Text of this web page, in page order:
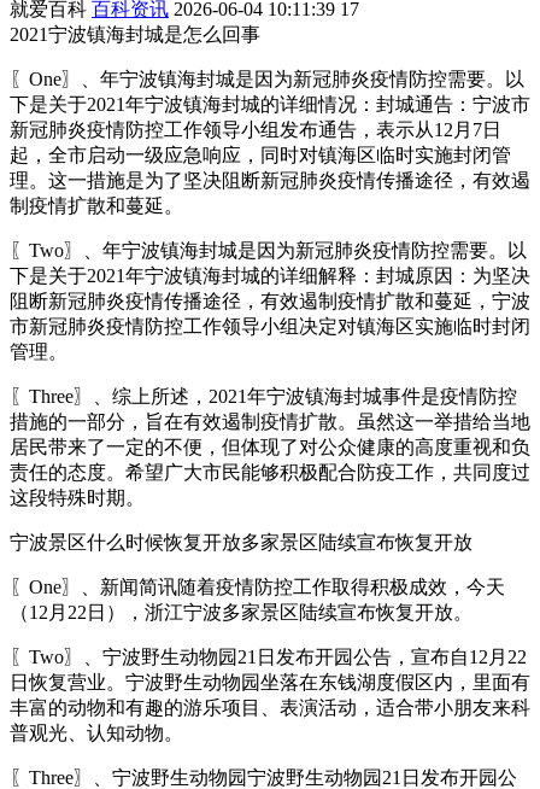
就爱百科 百科资讯 2026-06-04 10:11:39 17
2021宁波镇海封城是怎么回事
〖One〗、年宁波镇海封城是因为新冠肺炎疫情防控需要。以
下是关于2021年宁波镇海封城的详细情况：封城通告：宁波市
新冠肺炎疫情防控工作领导小组发布通告，表示从12月7日
起，全市启动一级应急响应，同时对镇海区临时实施封闭管
理。这一措施是为了坚决阻断新冠肺炎疫情传播途径，有效遏
制疫情扩散和蔓延。
〖Two〗、年宁波镇海封城是因为新冠肺炎疫情防控需要。以
下是关于2021年宁波镇海封城的详细解释：封城原因：为坚决
阻断新冠肺炎疫情传播途径，有效遏制疫情扩散和蔓延，宁波
市新冠肺炎疫情防控工作领导小组决定对镇海区实施临时封闭
管理。
〖Three〗、综上所述，2021年宁波镇海封城事件是疫情防控
措施的一部分，旨在有效遏制疫情扩散。虽然这一举措给当地
居民带来了一定的不便，但体现了对公众健康的高度重视和负
责任的态度。希望广大市民能够积极配合防疫工作，共同度过
这段特殊时期。
宁波景区什么时候恢复开放多家景区陆续宣布恢复开放
〖One〗、新闻简讯随着疫情防控工作取得积极成效，今天
（12月22日），浙江宁波多家景区陆续宣布恢复开放。
〖Two〗、宁波野生动物园21日发布开园公告，宣布自12月22
日恢复营业。宁波野生动物园坐落在东钱湖度假区内，里面有
丰富的动物和有趣的游乐项目、表演活动，适合带小朋友来科
普观光、认知动物。
〖Three〗、宁波野生动物园宁波野生动物园21日发布开园公